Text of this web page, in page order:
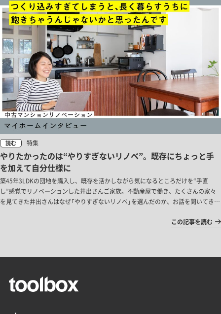
読む 特集
やりたかったのは“やりすぎないリノベ”。既存にちょっと手
を加えて自分仕様に
築45年3LDKの団地を購入し、既存を活かしながら気になるところだけを“手直
し”感覚でリノベーションした井出さんご家族。不動産屋で働き、たくさんの家々
を見てきた井出さんはなぜ「やりすぎないリノベ」を選んだのか、お話を聞いてきま
この記事を読む